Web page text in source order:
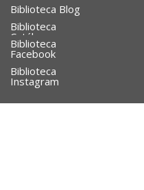
Biblioteca Blog
Biblioteca
Catálogo
Biblioteca
Facebook
Biblioteca
Instagram